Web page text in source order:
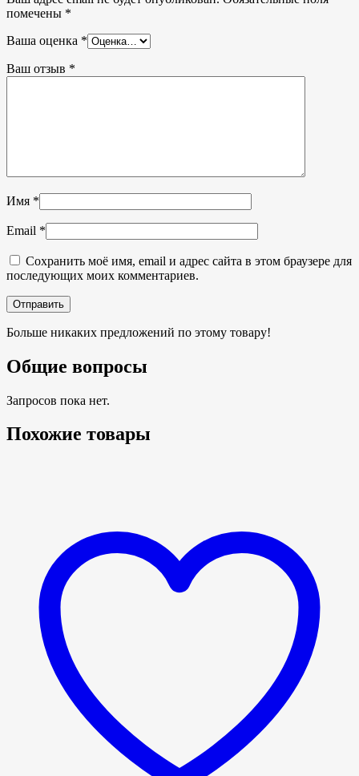
помечены *
Ваша оценка *
Ваш отзыв *
Имя *
Email *
Сохранить моё имя, email и адрес сайта в этом браузере для
последующих моих комментариев.
Больше никаких предложений по этому товару!
Общие вопросы
Запросов пока нет.
Похожие товары